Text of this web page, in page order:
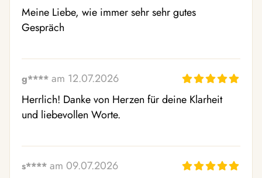
Meine Liebe, wie immer sehr sehr gutes
Gespräch
g**** am 12.07.2026
Herrlich! Danke von Herzen für deine Klarheit
und liebevollen Worte.
s**** am 09.07.2026